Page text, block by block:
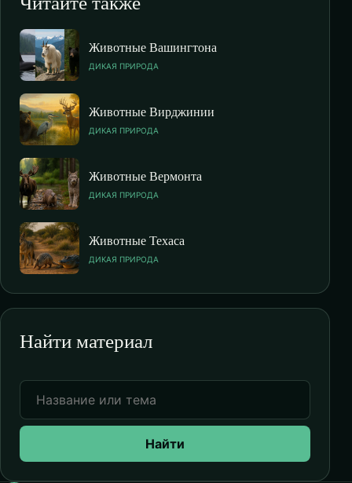
Животные Вашингтона
ДИКАЯ ПРИРОДА
Животные Вирджинии
ДИКАЯ ПРИРОДА
Животные Вермонта
ДИКАЯ ПРИРОДА
Животные Техаса
ДИКАЯ ПРИРОДА
Найти материал
Найти